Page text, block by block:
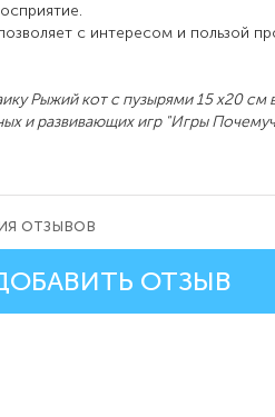
с интересом и пользой
Рыжий кот с пузырями 15 х20 см
и развивающих игр "Игры
отзывов
ОТЗЫВ